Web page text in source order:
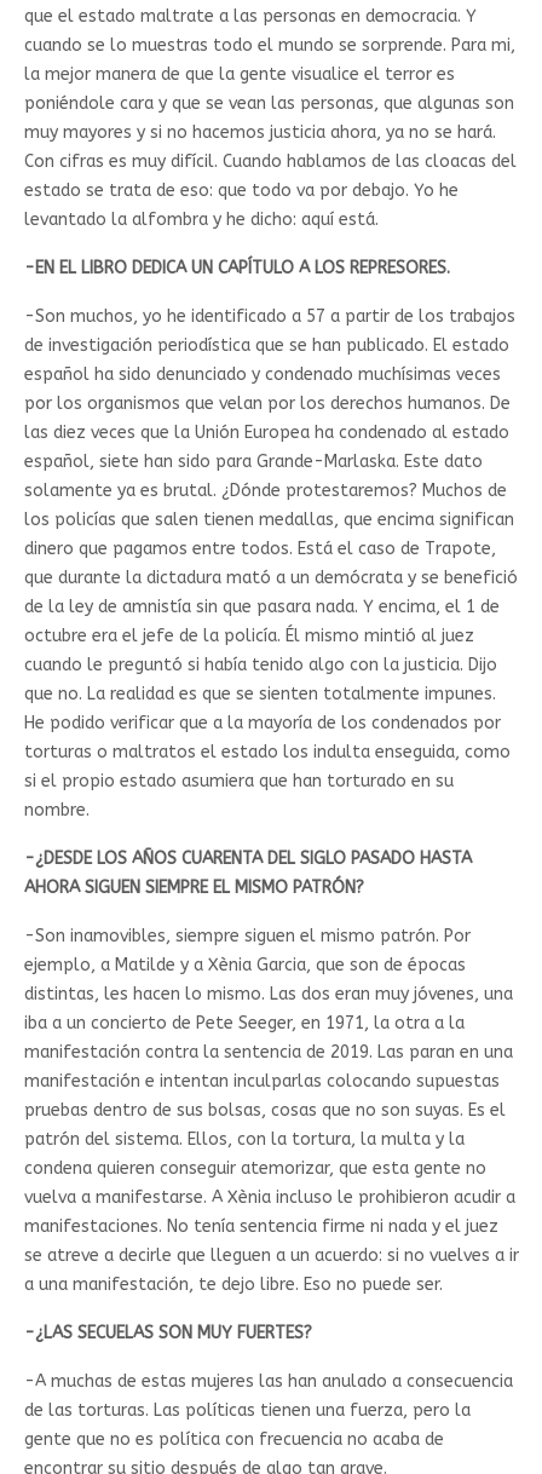
que el estado maltrate a las personas en democracia. Y
cuando se lo muestras todo el mundo se sorprende. Para mi,
la mejor manera de que la gente visualice el terror es
poniéndole cara y que se vean las personas, que algunas son
muy mayores y si no hacemos justicia ahora, ya no se hará.
Con cifras es muy difícil. Cuando hablamos de las cloacas del
estado se trata de eso: que todo va por debajo. Yo he
levantado la alfombra y he dicho: aquí está.
-EN EL LIBRO DEDICA UN CAPÍTULO A LOS REPRESORES.
-Son muchos, yo he identificado a 57 a partir de los trabajos
de investigación periodística que se han publicado. El estado
español ha sido denunciado y condenado muchísimas veces
por los organismos que velan por los derechos humanos. De
las diez veces que la Unión Europea ha condenado al estado
español, siete han sido para Grande-Marlaska. Este dato
solamente ya es brutal. ¿Dónde protestaremos? Muchos de
los policías que salen tienen medallas, que encima significan
dinero que pagamos entre todos. Está el caso de Trapote,
que durante la dictadura mató a un demócrata y se benefició
de la ley de amnistía sin que pasara nada. Y encima, el 1 de
octubre era el jefe de la policía. Él mismo mintió al juez
cuando le preguntó si había tenido algo con la justicia. Dijo
que no. La realidad es que se sienten totalmente impunes.
He podido verificar que a la mayoría de los condenados por
torturas o maltratos el estado los indulta enseguida, como
si el propio estado asumiera que han torturado en su
nombre.
-¿DESDE LOS AÑOS CUARENTA DEL SIGLO PASADO HASTA
AHORA SIGUEN SIEMPRE EL MISMO PATRÓN?
-Son inamovibles, siempre siguen el mismo patrón. Por
ejemplo, a Matilde y a Xènia Garcia, que son de épocas
distintas, les hacen lo mismo. Las dos eran muy jóvenes, una
iba a un concierto de Pete Seeger, en 1971, la otra a la
manifestación contra la sentencia de 2019. Las paran en una
manifestación e intentan inculparlas colocando supuestas
pruebas dentro de sus bolsas, cosas que no son suyas. Es el
patrón del sistema. Ellos, con la tortura, la multa y la
condena quieren conseguir atemorizar, que esta gente no
vuelva a manifestarse. A Xènia incluso le prohibieron acudir a
manifestaciones. No tenía sentencia firme ni nada y el juez
se atreve a decirle que lleguen a un acuerdo: si no vuelves a ir
a una manifestación, te dejo libre. Eso no puede ser.
-¿LAS SECUELAS SON MUY FUERTES?
-A muchas de estas mujeres las han anulado a consecuencia
de las torturas. Las políticas tienen una fuerza, pero la
gente que no es política con frecuencia no acaba de
encontrar su sitio después de algo tan grave.